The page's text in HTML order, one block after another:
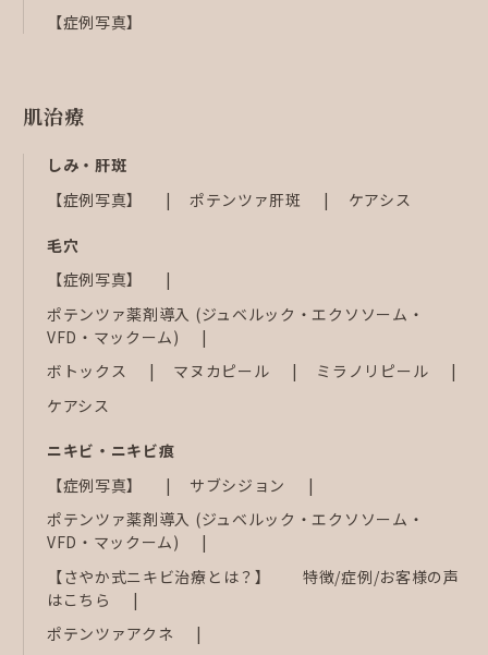
【症例写真】
肌治療
しみ・肝斑
【症例写真】
ポテンツァ肝斑 ケアシス
毛穴
【症例写真】
ポテンツァ薬剤導入 (ジュベルック・エクソソーム・
VFD・マックーム)
ボトックス
マヌカピール
ミラノリピール
ケアシス
ニキビ・ニキビ痕
【症例写真】
サブシジョン
ポテンツァ薬剤導入 (ジュベルック・エクソソーム・
VFD・マックーム)
【さやか式ニキビ治療とは？】 特徴/症例/お客様の声
はこちら
ポテンツァアクネ